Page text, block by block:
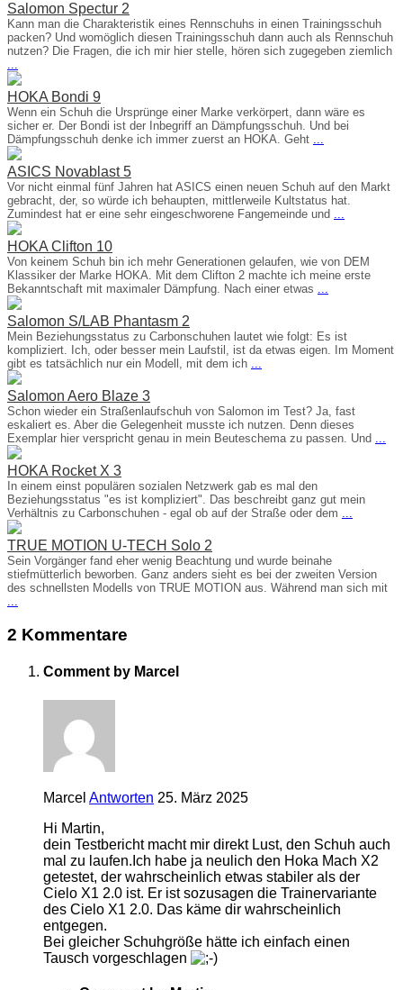
Salomon Spectur 2
Kann man die Charakteristik eines Rennschuhs in einen Trainingsschuh
packen? Und womöglich diesen Trainingsschuh dann auch als Rennschuh
nutzen? Die Fragen, die ich mir hier stelle, hören sich zugegeben ziemlich
...
HOKA Bondi 9
Wenn ein Schuh die Ursprünge einer Marke verkörpert, dann wäre es
sicher er. Der Bondi ist der Inbegriff an Dämpfungsschuh. Und bei
Dämpfungsschuh denke ich immer zuerst an HOKA. Geht ...
ASICS Novablast 5
Vor nicht einmal fünf Jahren hat ASICS einen neuen Schuh auf den Markt
gebracht, der, so würde ich behaupten, mittlerweile Kultstatus hat.
Zumindest hat er eine sehr eingeschworene Fangemeinde und ...
HOKA Clifton 10
Von keinem Schuh bin ich mehr Generationen gelaufen, wie von DEM
Klassiker der Marke HOKA. Mit dem Clifton 2 machte ich meine erste
Bekanntschaft mit maximaler Dämpfung. Nach einer etwas ...
Salomon S/LAB Phantasm 2
Mein Beziehungsstatus zu Carbonschuhen lautet wie folgt: Es ist
kompliziert. Ich, oder besser mein Laufstil, ist da etwas eigen. Im Moment
gibt es tatsächlich nur ein Modell, mit dem ich ...
Salomon Aero Blaze 3
Schon wieder ein Straßenlaufschuh von Salomon im Test? Ja, fast
eskaliert es. Aber die Gelegenheit musste ich nutzen. Denn dieses
Exemplar hier verspricht genau in mein Beuteschema zu passen. Und ...
HOKA Rocket X 3
In einem einst populären sozialen Netzwerk gab es mal den
Beziehungsstatus "es ist kompliziert". Das beschreibt ganz gut mein
Verhältnis zu Carbonschuhen - egal ob auf der Straße oder dem ...
TRUE MOTION U-TECH Solo 2
Sein Vorgänger fand eher wenig Beachtung und wurde beinahe
stiefmütterlich beworben. Ganz anders sieht es bei der zweiten Version
des schnellsten Modells von TRUE MOTION aus. Während man sich mit
...
2 Kommentare
Comment by Marcel
Marcel Antworten 25. März 2025
Hi Martin,
dein Testbericht macht mir direkt Lust, den Schuh auch
mal zu laufen.Ich habe ja neulich den Hoka Mach X2
getestet, der wahrscheinlich etwas stabiler als der
Cielo X1 2.0 ist. Er ist sozusagen die Trainervariante
des Cielo X1 2.0. Das käme dir wahrscheinlich
entgegen.
Bei gleicher Schuhgröße hätte ich einfach einen
Tausch vorgeschlagen